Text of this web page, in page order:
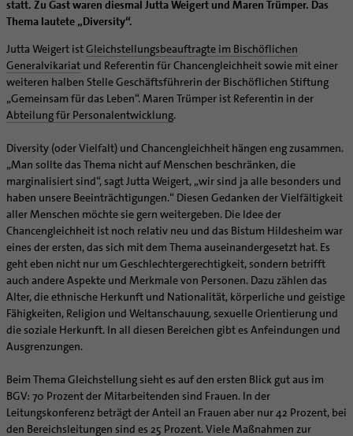
Erwachsenentaufe
Firmung
Katholisch heiraten
Hirtenwort: Ehe & Familie
Wissenswertes zur Hochzeit
Ideen für die Hochzeitsfeier
Trausprüche aus der Bibel
Hochzeits-Symbole
Lebensende
Patientenverfügung
Wo ist der richtige Platz zum Sterben?
Hospiz-Seelsorge
Spiritualität
Exerzitien
Kontemplation
Auszeit
Geistliche Begleitung
Lebens- und Glaubensorte
Spirituelle Teambegleitung
Unterstützungsangebote für Seelsorgende
Seelsorgefelder
Frauen
Männer
Queersensible Seelsorge
City- und Passanten
Arbeitnehmer
Altenheim | Senioren
Menschen mit Behinderung
Muttersprachen
Hospiz
Internet- und Telefon
Krankenhaus
Glaubenswege
Ehe - Familie - Geschlechtergerechtigkeit
Begleitung und Vernetzung
Team
Newsletter
Weitere Infos
Berufe in der Kirche
Raum für Vielfalt
Diakone
Gemeindereferent:in
Pastorale:r Mitarbeiter:in
Pastoralreferent:in
Priester
Kirchenmusiker:in
Religionslehrer:in
Freiwilligendienst
Orden | Gemeinschaften
Frauenorden
Männerorden
Geistliche Gemeinschaften
Ritterorden
Ordo virginum
Schuldnerberatung
Beratungsstellen
Caritas
Bischöfliche Stiftung Gemeinsam für das Leben
Katholische Schulen im Bistum
Schulpastoral
Hochschulpastoral
Religionsunterricht
Service
Stellenanzeigen
Dommuseum
Bistumsarchiv
Projekte
Bestände
Buchreihen
Gemeindeservice
Digitaler Lesesaal
Verein für Geschichte und Kunst im Bistum Hildesheim
Dombibliothek Hildesheim
Bundeskonferenz der kirchlichen Archive in Deutschland
Katholische Akademie des Bistums Hildesheim
Stärkung der Demokratie | Einsatz gegen Diskriminierung
LÜCHTENHOF
Familienbildungsstätten
Katholische Erwachsenenbildung
Forschungsinstitut für Philosophie Hannover
Ökumene
Weltkirche
Bolivienpartnerschaft
Projektförderung
Aus dem Bistum in die Welt
Infobrief Weltkirche
missio-Regionalstelle
Bolivienpartnerschaft
Bolivienkommission
Beratung Direktpartnerschaften
Finanzielle Förderung der Bolivienpartnerschaft
Ökologische Fonds
Politische Lobbyarbeit
Partnerschaftsvereinbarung
Bolivienpartnerschaft Bistum Trier
Bolivienreise mit Bischof Heiner
Bolivientag 2026
Internationale Freiwilligendienste
Rückkehrenden-Engagement (ehemalige Freiwillige)
Outgoing
Incoming
Taizé-Fahrt Herbst 2026
Schöpfungsgerecht 2035
Wir machen Kirche - schöpfungsgerecht
Biologische Vielfalt
Engagiert in der Gesellschaft
Energetisches Sanieren
Fördermittel finden
Mobilität
Ökotheologie
Schöpfungsspiritualität
Umweltbildung
Aktuelles
Veranstaltungen
SERVICE
Angebote
Abenteuer Glaube
Unterstützung für Pfarreien und Einrichtungen
Prävention
Stellenangebote
Liturgie und Kirchenmusik
Lokale Kirchenentwicklung
#diegruenegemeinde
Internationale Freiwilligendienste
Netzwerk ChancenGleich
Büchereien
Medienstelle
Newsletter
Personalentwicklung
Unterstützungsangebot für Seelsorgende
Supervision
Coaching
Materialien
Aktuelles
Altersvorsorge und Ruhestand
Bistumsatlas
Beruf und Familie
KODA
Direktorium
Mitarbeitervertretung
Institutionelles Schutzkonzept
Kirchlicher Anzeiger
Kirchliches Arbeitsrecht
Schematismus
statt. Zu Gast waren diesmal Jutta Weigert und Maren Trümper. Das
Thema lautete „Diversity“.
Jutta Weigert istGleichstellungsbeauftragte im Bischöflichen
Generalvikariat und Referentin für Chancengleichheit sowie mit einer
weiteren halben Stelle Geschäftsführerin der Bischöflichen Stiftung
„Gemeinsam für das Leben“. Maren Trümper ist Referentin in der
Abteilung für Personalentwicklung.
Diversity (oder Vielfalt) und Chancengleichheit hängen eng zusammen.
„Man sollte das Thema nicht auf Menschen beschränken, die
marginalisiert sind“, sagt Jutta Weigert, „wir sind ja alle besonders und
haben unsere Beeinträchtigungen.“ Diesen Gedanken der Vielfältigkeit
aller Menschen möchte sie gern weitergeben. Die Idee der
Chancengleichheit ist noch relativ neu und das Bistum Hildesheim war
eines der ersten, das sich mit dem Thema auseinandergesetzt hat. Es
geht eben nicht nur um Geschlechtergerechtigkeit, sondern betrifft
auch andere Aspekte und Merkmale von Personen. Dazu zählen das
Alter, die ethnische Herkunft und Nationalität, körperliche und geistige
Fähigkeiten, Religion und Weltanschauung, sexuelle Orientierung und
die soziale Herkunft. In all diesen Bereichen gibt es Anfeindungen und
Ausgrenzungen.
Beim Thema Gleichstellung sieht es auf den ersten Blick gut aus im
BGV: 70 Prozent der Mitarbeitenden sind Frauen. In der
Leitungskonferenz beträgt der Anteil an Frauen aber nur 42 Prozent, bei
den Bereichsleitungen sind es 25 Prozent. Viele Maßnahmen zur